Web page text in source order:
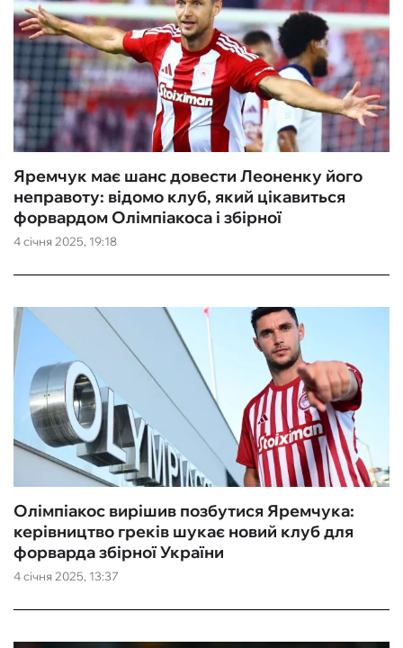
4 січня 2025, 19:18
Яремчук має шанс довести Леоненку його
неправоту: відомо клуб, який цікавиться
форвардом Олімпіакоса і збірної
4 січня 2025, 13:37
Олімпіакос вирішив позбутися Яремчука:
керівництво греків шукає новий клуб для
форварда збірної України